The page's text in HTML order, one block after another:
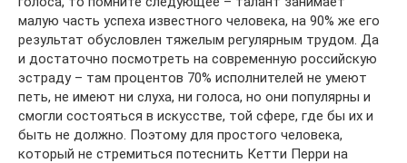
малую часть успеха известного человека, на 90% же его
результат обусловлен тяжелым регулярным трудом. Да
и достаточно посмотреть на современную российскую
эстраду – там процентов 70% исполнителей не умеют
петь, не имеют ни слуха, ни голоса, но они популярны и
смогли состояться в искусстве, той сфере, где бы их и
быть не должно. Поэтому для простого человека,
который не стремиться потеснить Кетти Перри на